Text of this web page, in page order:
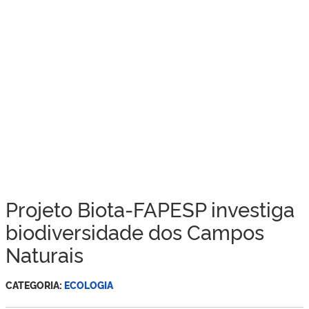
Projeto Biota-FAPESP investiga
biodiversidade dos Campos
Naturais
CATEGORIA: ECOLOGIA